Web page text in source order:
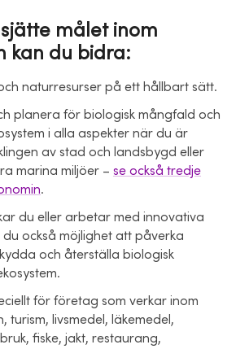
målet inom
kan du bidra:
naturresurser på ett hållbart sätt.
planera för biologisk mångfald och
i alla aspekter när du är
av stad och landsbygd eller
marina miljöer – se också tredje
.
du eller arbetar med innovativa
också möjlighet att påverka
och återställa biologisk
för företag som verkar inom
turism, livsmedel, läkemedel,
fiske, jakt, restaurang,